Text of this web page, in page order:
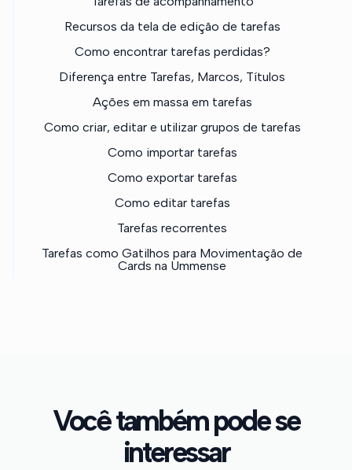
Recursos da tela de edição de tarefas
Como encontrar tarefas perdidas?
Diferença entre Tarefas, Marcos, Títulos
Ações em massa em tarefas
Como criar, editar e utilizar grupos de tarefas
Como importar tarefas
Como exportar tarefas
Como editar tarefas
Tarefas recorrentes
Tarefas como Gatilhos para Movimentação de
Cards na Ummense
Você também pode se
interessar